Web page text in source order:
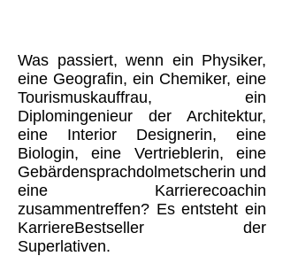
Was passiert, wenn ein Physiker,
eine Geografin, ein Chemiker, eine
Tourismuskauffrau, ein
Diplomingenieur der Architektur,
eine Interior Designerin, eine
Biologin, eine Vertrieblerin, eine
Gebärdensprachdolmetscherin und
eine Karrierecoachin
zusammentreffen? Es entsteht ein
KarriereBestseller der
Superlativen.